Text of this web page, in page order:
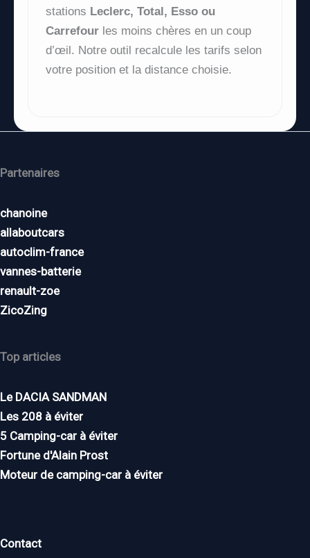
stations Leclerc, Total, Esso ou
Carrefour les moins chères en un coup
d’œil. Notre outil recalcule les tarifs selon
votre position et la distance choisie.
Partenaires
chanoine
allaboutcars
autoclim-france
vannes-batterie
renault-zoe
ZicoZing
Top articles
Le DACIA SANDMAN
Les 208 à éviter
5 Camping-car à éviter
Fortune d'Alain Prost
Moteur de camping-car à éviter
Contact